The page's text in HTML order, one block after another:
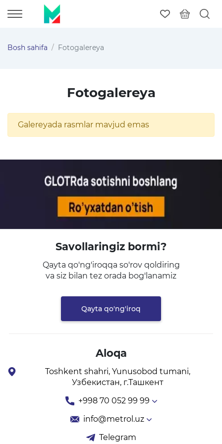
Bosh sahifa Fotogalereya
Fotogalereya
Galereyada rasmlar mavjud emas
Savollaringiz bormi?
Qayta qo'ng'iroqqa so'rov qoldiring
va siz bilan tez orada bog'lanamiz
Qayta qo'ng'iroq
Aloqa
Toshkent shahri, Yunusobod tumani,
Узбекистан, г.Ташкент
+998 70 052 99 99
info@metrol.uz
Telegram